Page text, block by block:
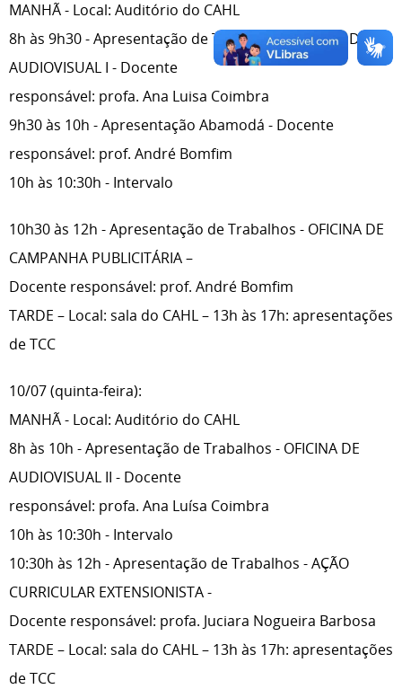
MANHÃ - Local: Auditório do CAHL
8h às 9h30 - Apresentação de Trabalhos - OFICINA DE
AUDIOVISUAL I - Docente
responsável: profa. Ana Luisa Coimbra
9h30 às 10h - Apresentação Abamodá - Docente
responsável: prof. André Bomfim
10h às 10:30h - Intervalo
10h30 às 12h - Apresentação de Trabalhos - OFICINA DE
CAMPANHA PUBLICITÁRIA –
Docente responsável: prof. André Bomfim
TARDE – Local: sala do CAHL – 13h às 17h: apresentações
de TCC
10/07 (quinta-feira):
MANHÃ - Local: Auditório do CAHL
8h às 10h - Apresentação de Trabalhos - OFICINA DE
AUDIOVISUAL II - Docente
responsável: profa. Ana Luísa Coimbra
10h às 10:30h - Intervalo
10:30h às 12h - Apresentação de Trabalhos - AÇÃO
CURRICULAR EXTENSIONISTA -
Docente responsável: profa. Juciara Nogueira Barbosa
TARDE – Local: sala do CAHL – 13h às 17h: apresentações
de TCC